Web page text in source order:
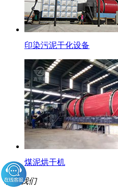
印染污泥干化设备
煤泥烘干机
联系我们